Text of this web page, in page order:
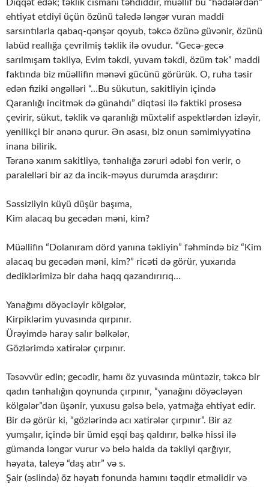
Diqqət edək; təklik cismani təhdiddir, müəllif bu “hədələrdən”
ehtiyat etdiyi üçün özünü taledə ləngər vuran maddi
sarsıntılarla qabaq-qənşər qoyub, təkcə özünə güvənir, özünü
labüd reallığa çevrilmiş təklik ilə ovudur. “Gecə-gecə
sarılmışam təkliyə, Evim təkdi, yuvam təkdi, özüm tək” maddi
faktında biz müəllifin mənəvi gücünü görürük. O, ruha təsir
edən fiziki əngəlləri “…Bu sükutun, sakitliyin içində
Qaranlığı incitmək də günahdı” diqtəsi ilə faktiki prosesə
çevirir, sükut, təklik və qaranlığı müxtəlif aspektlərdən izləyir,
yenilikçi bir ənənə qurur. Ən əsası, biz onun səmimiyyətinə
inana bilirik.
Təranə xanım sakitliyə, tənhalığa zəruri ədəbi fon verir, o
paralelləri bir az da incik-məyus durumda araşdırır:
Səssizliyin küyü düşür başıma,
Kim alacaq bu gecədən məni, kim?
Müəllifin “Dolanıram dörd yanına təkliyin” fəhmində biz “Kim
alacaq bu gecədən məni, kim?” ricəti də görür, yuxarıda
dediklərimizə bir daha haqq qazandırırıq…
Yanağımı döyəcləyir kölgələr,
Kirpiklərim yuvasında qırpınır.
Ürəyimdə haray salır bəlkələr,
Gözlərimdə xatirələr çırpınır.
Təsəvvür edin; gecədir, hamı öz yuvasında müntəzir, təkcə bir
qadın tənhalığın qoynunda çırpınır, “yanağını döyəcləyən
kölgələr”dən üşənir, yuxusu gəlsə belə, yatmağa ehtiyat edir.
Bir də görür ki, “gözlərində acı xatirələr çırpınır”. Bir az
yumşalır, içində bir ümid eşqi baş qaldırır, bəlkə hissi ilə
gümanda ləngər vurur və belə halda da təkliyi qarğıyır,
həyata, taleyə “daş atır” və s.
Şair (əslində) öz həyatı fonunda hamını təqdir etməlidir və